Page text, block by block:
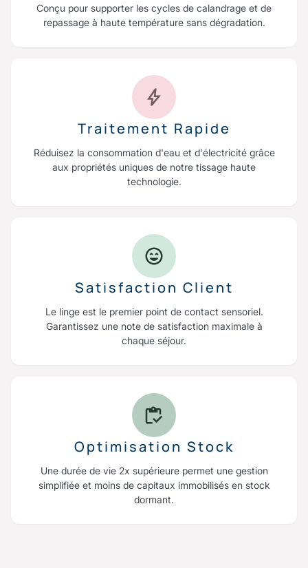
Conçu pour supporter les cycles de calandrage et de
repassage à haute température sans dégradation.
Traitement Rapide
Réduisez la consommation d'eau et d'électricité grâce
aux propriétés uniques de notre tissage haute
technologie.
Satisfaction Client
Le linge est le premier point de contact sensoriel.
Garantissez une note de satisfaction maximale à
chaque séjour.
Optimisation Stock
Une durée de vie 2x supérieure permet une gestion
simplifiée et moins de capitaux immobilisés en stock
dormant.